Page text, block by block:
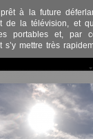
à la future
de la télévision, et
portables et,
mettre très